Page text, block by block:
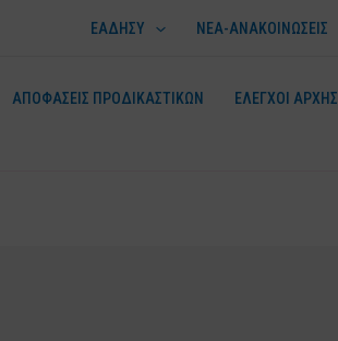
ΕΑΔΗΣΥ ΝΕΑ-ΑΝΑΚΟΙΝΩΣΕΙΣ
ΑΠΟΦΑΣΕΙΣ ΠΡΟΔΙΚΑΣΤΙΚΩΝ
ΕΛΕΓΧΟΙ ΑΡΧΗΣ